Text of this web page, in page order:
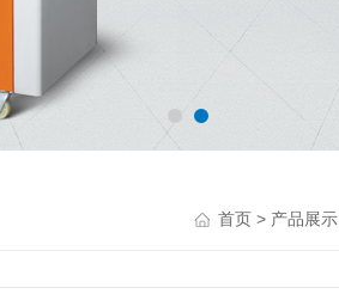
首页 > 产品展示